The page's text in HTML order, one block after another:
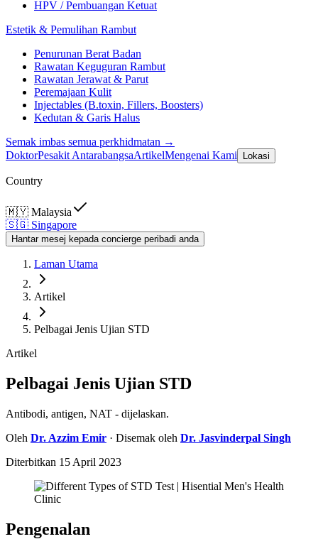
HPV / Pembuangan Ketuat
Estetik & Pemulihan Rambut
Penurunan Berat Badan
Rawatan Keguguran Rambut
Rawatan Jerawat & Parut
Peremajaan Kulit
Injectables (B.toxin, Fillers, Boosters)
Kedutan & Garis Halus
Semak imbas semua perkhidmatan →
DoktorPesakit AntarabangsaArtikelMengenai Kami Lokasi
Country
🇲🇾 Malaysia
🇸🇬 Singapore
Hantar mesej kepada concierge peribadi anda
Laman Utama
Artikel
Pelbagai Jenis Ujian STD
Artikel
Pelbagai Jenis Ujian STD
Antibodi, antigen, NAT - dijelaskan.
Oleh Dr. Azzim Emir · Disemak oleh Dr. Jasvinderpal Singh
Diterbitkan 15 April 2023
Pengenalan